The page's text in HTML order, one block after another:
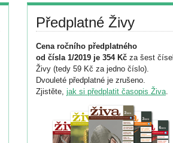
Předplatné Živy
Cena ročního předplatného
od čísla 1/2019 je 354 Kč za šest čísel
Živy (tedy 59 Kč za jedno číslo).
Dvouleté předplatné je zrušeno.
Zjistěte, jak si předplatit časopis Živa.